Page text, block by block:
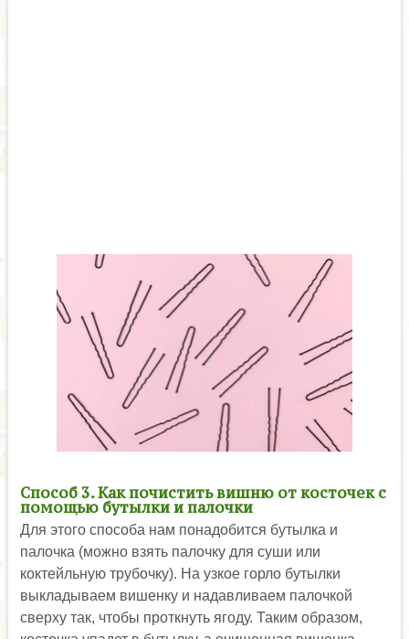
Способ 3. Как почистить вишню от косточек с
помощью бутылки и палочки
Для этого способа нам понадобится бутылка и
палочка (можно взять палочку для суши или
коктейльную трубочку). На узкое горло бутылки
выкладываем вишенку и надавливаем палочкой
сверху так, чтобы проткнуть ягоду. Таким образом,